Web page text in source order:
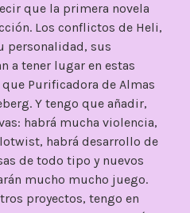
que la primera novela
Los conflictos de Heli,
personalidad, sus
a tener lugar en estas
Purificadora de Almas
Y tengo que añadir,
habrá mucha violencia,
habrá desarrollo de
de todo tipo y nuevos
mucho mucho juego.
proyectos, tengo en